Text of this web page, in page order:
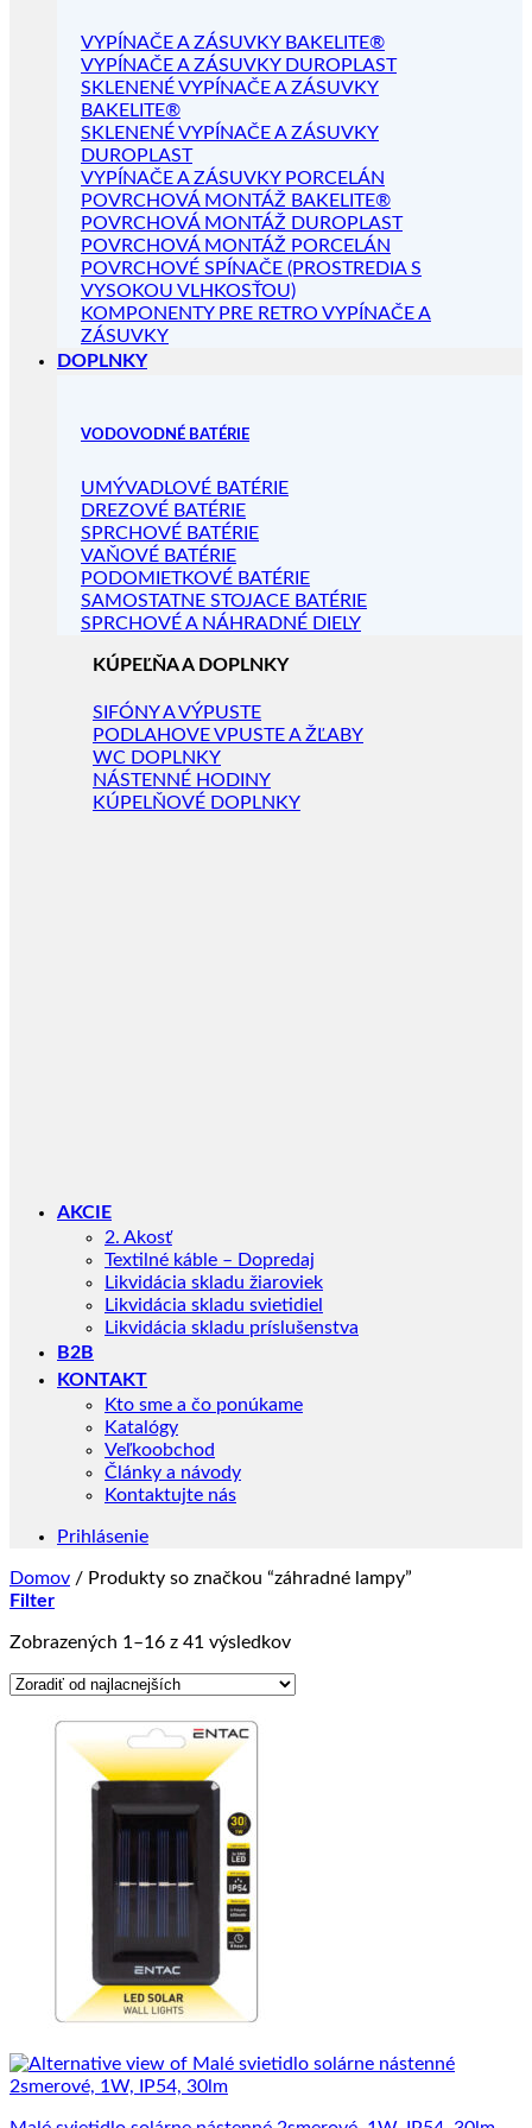
VYPÍNAČE A ZÁSUVKY BAKELITE®
VYPÍNAČE A ZÁSUVKY DUROPLAST
SKLENENÉ VYPÍNAČE A ZÁSUVKY
BAKELITE®
SKLENENÉ VYPÍNAČE A ZÁSUVKY
DUROPLAST
VYPÍNAČE A ZÁSUVKY PORCELÁN
POVRCHOVÁ MONTÁŽ BAKELITE®
POVRCHOVÁ MONTÁŽ DUROPLAST
POVRCHOVÁ MONTÁŽ PORCELÁN
POVRCHOVÉ SPÍNAČE (PROSTREDIA S
VYSOKOU VLHKOSŤOU)
KOMPONENTY PRE RETRO VYPÍNAČE A
ZÁSUVKY
DOPLNKY
VODOVODNÉ BATÉRIE
UMÝVADLOVÉ BATÉRIE
DREZOVÉ BATÉRIE
SPRCHOVÉ BATÉRIE
VAŇOVÉ BATÉRIE
PODOMIETKOVÉ BATÉRIE
SAMOSTATNE STOJACE BATÉRIE
SPRCHOVÉ A NÁHRADNÉ DIELY
KÚPEĽŇA A DOPLNKY
SIFÓNY A VÝPUSTE
PODLAHOVE VPUSTE A ŽĽABY
WC DOPLNKY
NÁSTENNÉ HODINY
KÚPELŇOVÉ DOPLNKY
AKCIE
2. Akosť
Textilné káble – Dopredaj
Likvidácia skladu žiaroviek
Likvidácia skladu svietidiel
Likvidácia skladu príslušenstva
B2B
KONTAKT
Kto sme a čo ponúkame
Katalógy
Veľkoobchod
Články a návody
Kontaktujte nás
Prihlásenie
Domov / Produkty so značkou “záhradné lampy”
Filter
Zobrazených 1–16 z 41 výsledkovZoradené
ceny: